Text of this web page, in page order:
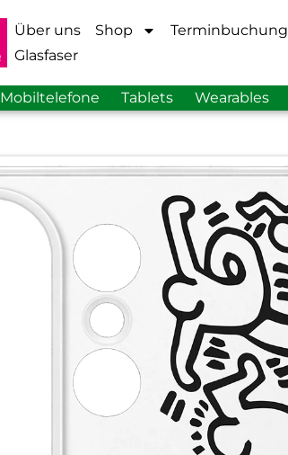
Über uns Shop Terminbuchung
Glasfaser
Mobiltelefone Tablets Wearables